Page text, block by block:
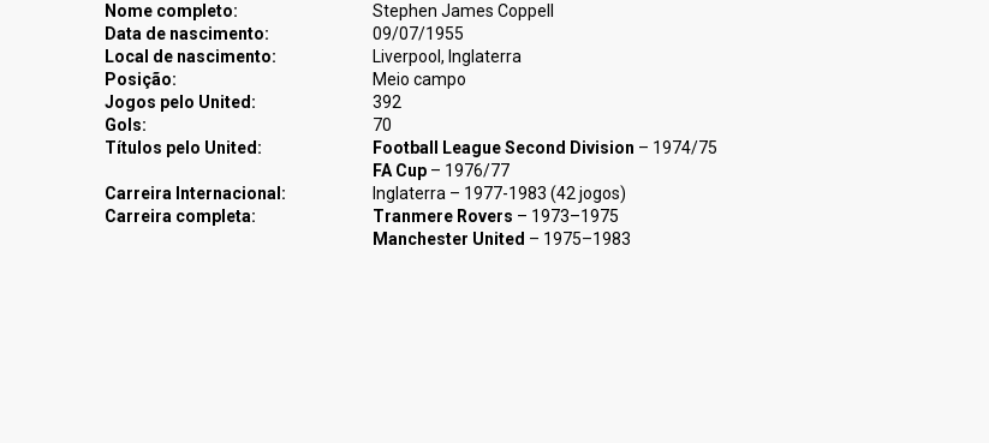
Nome completo:
Stephen James Coppell
Data de nascimento:
09/07/1955
Local de nascimento:
Liverpool, Inglaterra
Posição:
Meio campo
Jogos pelo United:
392
Gols:
70
Títulos pelo United:
Football League Second Division – 1974/75
FA Cup – 1976/77
Carreira Internacional:
Inglaterra – 1977-1983 (42 jogos)
Carreira completa:
Tranmere Rovers – 1973–1975
Manchester United – 1975–1983